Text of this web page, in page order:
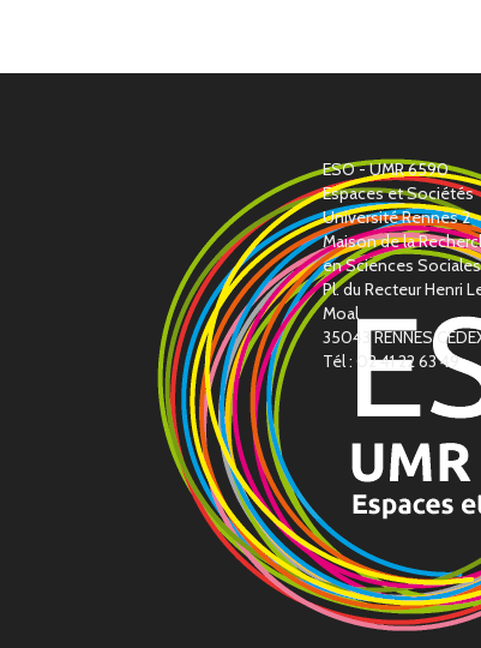
ESO - UMR 6590
Espaces et Sociétés
Université Rennes 2
Maison de la
en Sciences Sociales
Pl. du Recteur Henri
Moal
35043 RENNES
Tél : 02 41 22 63 49